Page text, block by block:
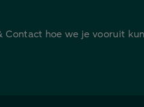
Contact hoe we je vooruit